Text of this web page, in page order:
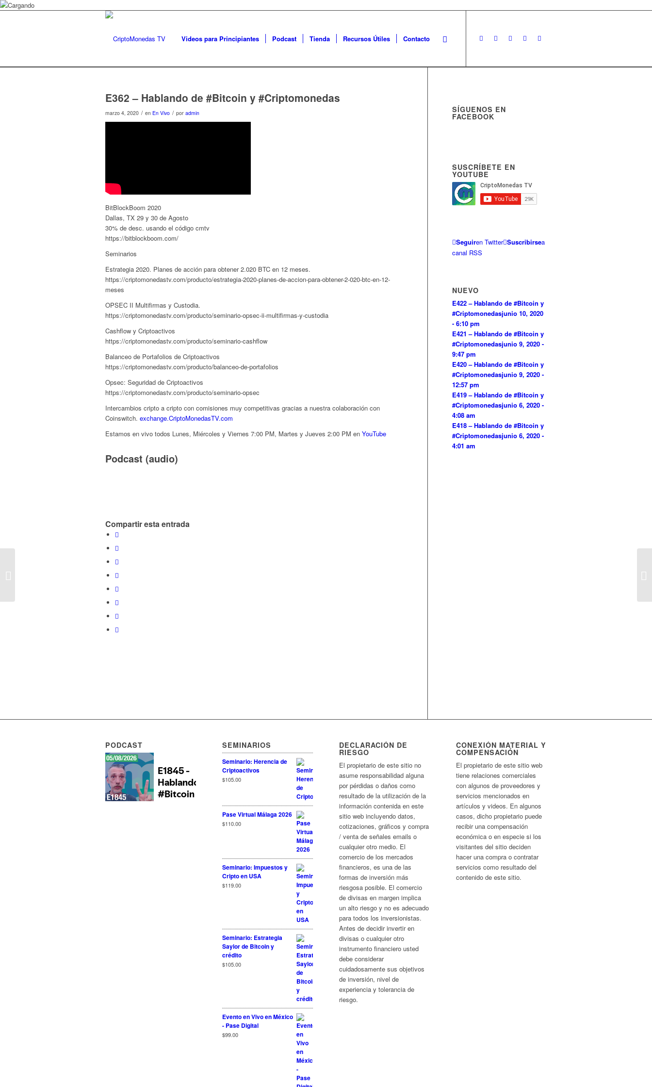
Videos para Principiantes Podcast Tienda Recursos Útiles Contacto
E362 – Hablando de #Bitcoin y #Criptomonedas
marzo 4, 2020 / en En Vivo / por admin
BitBlockBoom 2020
Dallas, TX 29 y 30 de Agosto
30% de desc. usando el código cmtv
https://bitblockboom.com/
Seminarios
Estrategia 2020. Planes de acción para obtener 2.020 BTC en 12 meses.
https://criptomonedastv.com/producto/estrategia-2020-planes-de-accion-para-obtener-2-020-btc-en-12-
meses
OPSEC II Multifirmas y Custodia.
https://criptomonedastv.com/producto/seminario-opsec-ii-multifirmas-y-custodia
Cashflow y Criptoactivos
https://criptomonedastv.com/producto/seminario-cashflow
Balanceo de Portafolios de Criptoactivos
https://criptomonedastv.com/producto/balanceo-de-portafolios
Opsec: Seguridad de Criptoactivos
https://criptomonedastv.com/producto/seminario-opsec
Intercambios cripto a cripto con comisiones muy competitivas gracias a nuestra colaboración con
Coinswitch. exchange.CriptoMonedasTV.com
Estamos en vivo todos Lunes, Miércoles y Viernes 7:00 PM, Martes y Jueves 2:00 PM en YouTube
Podcast (audio)
Compartir esta entrada
SÍGUENOS EN
FACEBOOK
SUSCRÍBETE EN
YOUTUBE
Seguiren Twitter Suscribirsea
canal RSS
NUEVO
E422 – Hablando de #Bitcoin y
#Criptomonedasjunio 10, 2020
- 6:10 pm
E421 – Hablando de #Bitcoin y
#Criptomonedasjunio 9, 2020 -
9:47 pm
E420 – Hablando de #Bitcoin y
#Criptomonedasjunio 9, 2020 -
12:57 pm
E419 – Hablando de #Bitcoin y
#Criptomonedasjunio 6, 2020 -
4:08 am
E418 – Hablando de #Bitcoin y
#Criptomonedasjunio 6, 2020 -
4:01 am
PODCAST SEMINARIOS
Seminario: Herencia de
Criptoactivos
$105.00
Pase Virtual Málaga 2026
$110.00
Seminario: Impuestos y
Cripto en USA
$119.00
Seminario: Estrategia
Saylor de Bitcoin y
crédito
$105.00
Evento en Vivo en México
- Pase Digital
$99.00
DECLARACIÓN DE
RIESGO
El propietario de este sitio no
asume responsabilidad alguna
por pérdidas o daños como
resultado de la utilización de la
información contenida en este
sitio web incluyendo datos,
cotizaciones, gráficos y compra
/ venta de señales emails o
cualquier otro medio. El
comercio de los mercados
financieros, es una de las
formas de inversión más
riesgosa posible. El comercio
de divisas en margen implica
un alto riesgo y no es adecuado
para todos los inversionistas.
Antes de decidir invertir en
divisas o cualquier otro
instrumento financiero usted
debe considerar
cuidadosamente sus objetivos
de inversión, nivel de
experiencia y tolerancia de
riesgo.
CONEXIÓN MATERIAL Y
COMPENSACIÓN
El propietario de este sitio web
tiene relaciones comerciales
con algunos de proveedores y
servicios mencionados en
artículos y videos. En algunos
casos, dicho propietario puede
recibir una compensación
económica o en especie si los
visitantes del sitio deciden
hacer una compra o contratar
servicios como resultado del
contenido de este sitio.